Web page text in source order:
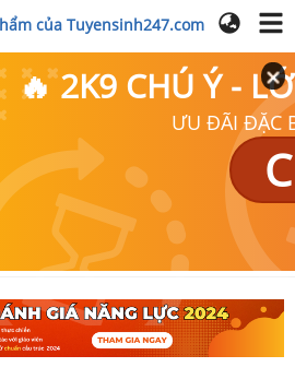
của Tuyensinh247.com
🔥 2K9 CHÚ Ý -
ƯU ĐÃI ĐẶC